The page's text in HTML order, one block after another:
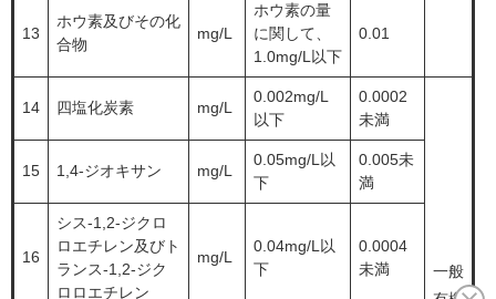
13
ホウ素及びその化
合物
mg/L
ホウ素の量
に関して、
1.0mg/L以下
0.01
14 四塩化炭素 mg/L
0.002mg/L
以下
0.0002
未満
一般
15 1,4-ジオキサン mg/L
0.05mg/L以
下
0.005未
満
16
シス-1,2-ジクロ
ロエチレン及びト
ランス-1,2-ジク
ロロエチレン
mg/L
0.04mg/L以
下
0.0004
未満